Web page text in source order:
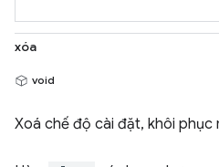
xóa
void
Xoá chế độ cài đặt, khôi phục